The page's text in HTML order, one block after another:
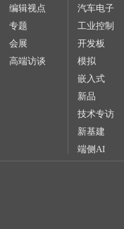
编辑视点
专题
会展
高端访谈
汽车电子
工业控制
开发板
模拟
嵌入式
新品
技术专访
新基建
端侧AI